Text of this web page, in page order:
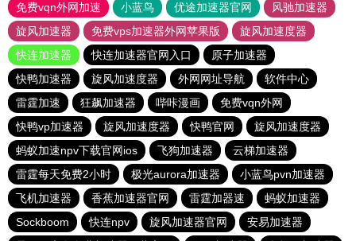
免费vqn外网加速
小蓝鸟 优途加速器官网
风驰加速器
旋风加速器
免费vps加速器外网苹果版
旋风加速度器
快连加速器
快连加速器官网入口
原子加速器
快鸭加速器
旋风加速度器 外网网址导航
软件中心
雷霆加速
狂飙加速器 哔咔漫画
免费vqn外网
快鸭vp加速器
旋风加速度器 快鸭官网
旋风加速度器
蚂蚁加速npv下载官网ios
飞狗加速器
云梯加速器
雷霆每天免费2小时
极光aurora加速器
小蓝鸟pvn加速器
飞机加速器
香蕉加速器官网 雷霆加器速
蚂蚁加速器
Sockboom
快连npv 旋风加速器官网
安易加速器